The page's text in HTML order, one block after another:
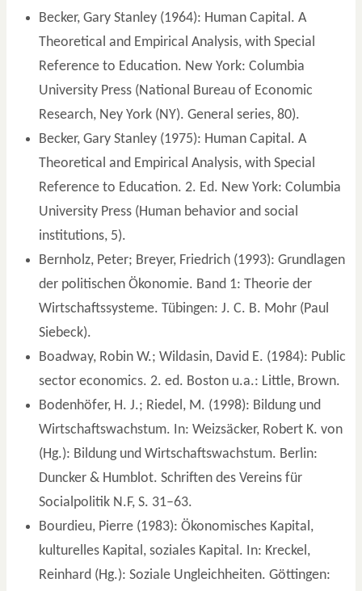
Becker, Gary Stanley (1964): Human Capital. A
Theoretical and Empirical Analysis, with Special
Reference to Education. New York: Columbia
University Press (National Bureau of Economic
Research, Ney York (NY). General series, 80).
Becker, Gary Stanley (1975): Human Capital. A
Theoretical and Empirical Analysis, with Special
Reference to Education. 2. Ed. New York: Columbia
University Press (Human behavior and social
institutions, 5).
Bernholz, Peter; Breyer, Friedrich (1993): Grundlagen
der politischen Ökonomie. Band 1: Theorie der
Wirtschaftssysteme. Tübingen: J. C. B. Mohr (Paul
Siebeck).
Boadway, Robin W.; Wildasin, David E. (1984): Public
sector economics. 2. ed. Boston u.a.: Little, Brown.
Bodenhöfer, H. J.; Riedel, M. (1998): Bildung und
Wirtschaftswachstum. In: Weizsäcker, Robert K. von
(Hg.): Bildung und Wirtschaftswachstum. Berlin:
Duncker & Humblot. Schriften des Vereins für
Socialpolitik N.F, S. 31–63.
Bourdieu, Pierre (1983): Ökonomisches Kapital,
kulturelles Kapital, soziales Kapital. In: Kreckel,
Reinhard (Hg.): Soziale Ungleichheiten. Göttingen: